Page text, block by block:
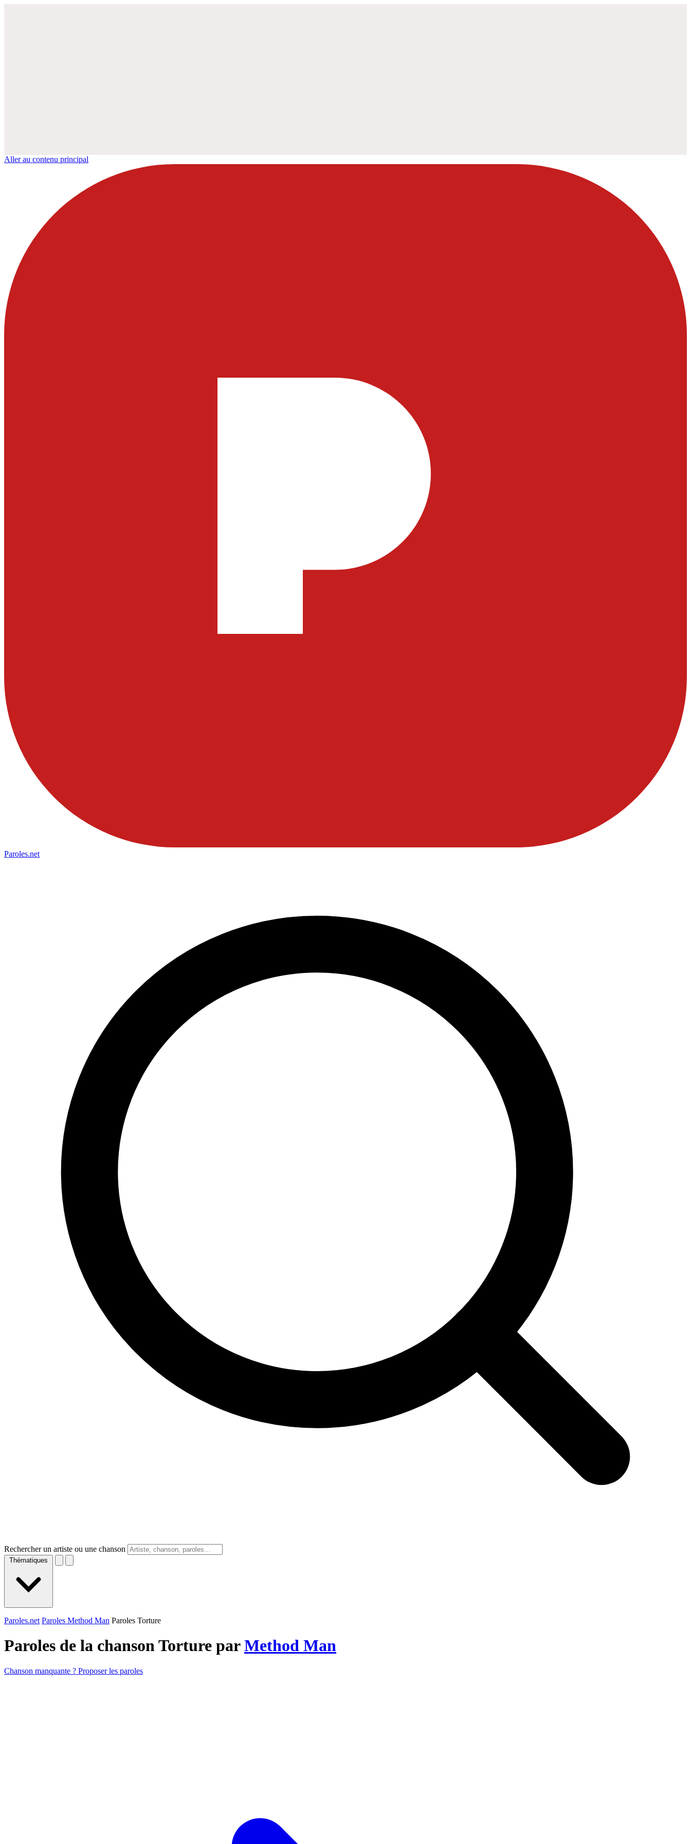
Aller au contenu principal
Paroles.net
Rechercher un artiste ou une chanson
Thématiques
Paroles.net Paroles Method Man Paroles Torture
Paroles de la chanson Torture parMethod Man
Chanson manquante ? Proposer les paroles